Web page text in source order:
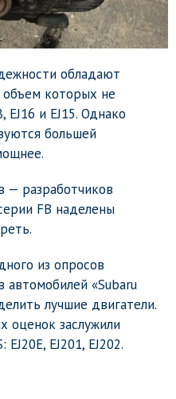
обладают
объем которых не
EJ16 и EJ15. Однако
большей
разработчиков
FB наделены
из опросов
автомобилей «Subaru
лучшие двигатели.
оценок заслужили
EJ201, EJ202.